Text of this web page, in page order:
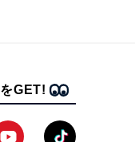
GET!